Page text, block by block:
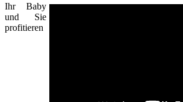
Ihr Baby
und Sie
profitieren